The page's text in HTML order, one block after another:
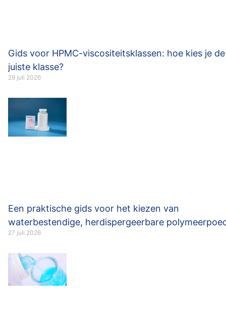
Gids voor HPMC-viscositeitsklassen: hoe kies je de
juiste klasse?
29 juli 2026
Een praktische gids voor het kiezen van
waterbestendige, herdispergeerbare
27 juli 2026